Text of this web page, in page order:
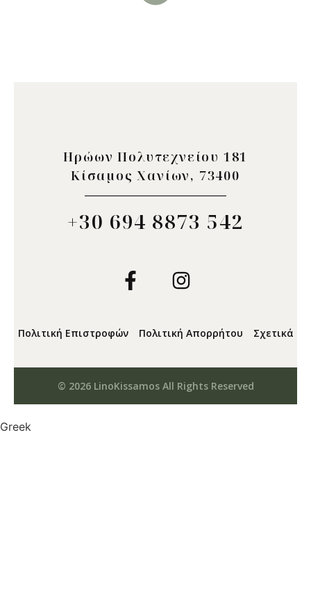
Ηρώων Πολυτεχνείου 181
Κίσαμος Χανίων, 73400
+30 694 8873 542
Πολιτική Επιστροφών Πολιτική Απορρήτου Σχετικά
© 2026 LinoKissamos All Rights Reserved
Greek